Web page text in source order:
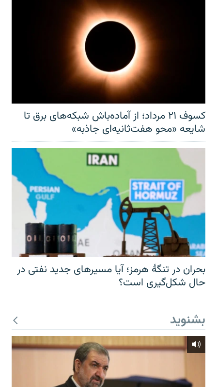
کسوف ۲۱ مرداد؛ از آماده‌باش شبکه‌های برق تا
شایعه «محو هفت‌ثانیه‌ای جاذبه»
بحران در تنگهٔ هرمز؛ آیا مسیرهای جدید نفتی در
حال شکل‌گیری است؟
بشنوید